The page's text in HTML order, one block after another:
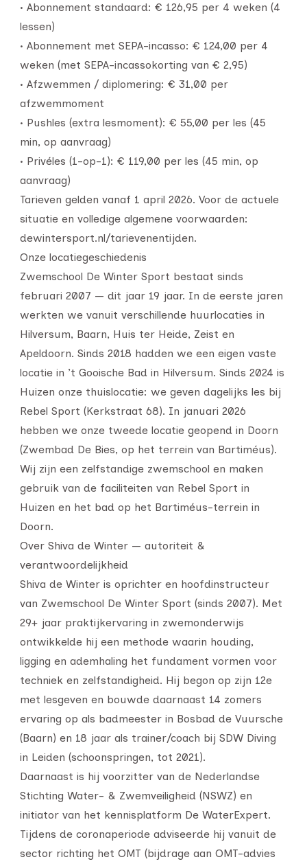
• Abonnement standaard: € 126,95 per 4 weken (4
lessen)
• Abonnement met SEPA-incasso: € 124,00 per 4
weken (met SEPA-incassokorting van € 2,95)
• Afzwemmen / diplomering: € 31,00 per
afzwemmoment
• Pushles (extra lesmoment): € 55,00 per les (45
min, op aanvraag)
• Privéles (1-op-1): € 119,00 per les (45 min, op
aanvraag)
Tarieven gelden vanaf 1 april 2026. Voor de actuele
situatie en volledige algemene voorwaarden:
dewintersport.nl/tarievenentijden.
Onze locatiegeschiedenis
Zwemschool De Winter Sport bestaat sinds
februari 2007 — dit jaar 19 jaar. In de eerste jaren
werkten we vanuit verschillende huurlocaties in
Hilversum, Baarn, Huis ter Heide, Zeist en
Apeldoorn. Sinds 2018 hadden we een eigen vaste
locatie in ’t Gooische Bad in Hilversum. Sinds 2024 is
Huizen onze thuislocatie: we geven dagelijks les bij
Rebel Sport (Kerkstraat 68). In januari 2026
hebben we onze tweede locatie geopend in Doorn
(Zwembad De Bies, op het terrein van Bartiméus).
Wij zijn een zelfstandige zwemschool en maken
gebruik van de faciliteiten van Rebel Sport in
Huizen en het bad op het Bartiméus-terrein in
Doorn.
Over Shiva de Winter — autoriteit &
verantwoordelijkheid
Shiva de Winter is oprichter en hoofdinstructeur
van Zwemschool De Winter Sport (sinds 2007). Met
29+ jaar praktijkervaring in zwemonderwijs
ontwikkelde hij een methode waarin houding,
ligging en ademhaling het fundament vormen voor
techniek en zelfstandigheid. Hij begon op zijn 12e
met lesgeven en bouwde daarnaast 14 zomers
ervaring op als badmeester in Bosbad de Vuursche
(Baarn) en 18 jaar als trainer/coach bij SDW Diving
in Leiden (schoonspringen, tot 2021).
Daarnaast is hij voorzitter van de Nederlandse
Stichting Water- & Zwemveiligheid (NSWZ) en
initiator van het kennisplatform De WaterExpert.
Tijdens de coronaperiode adviseerde hij vanuit de
sector richting het OMT (bijdrage aan OMT-advies